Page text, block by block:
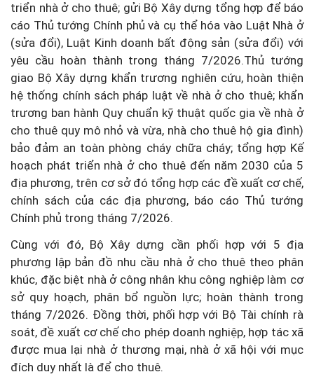
triển nhà ở cho thuê; gửi Bộ Xây dựng tổng hợp để báo
cáo Thủ tướng Chính phủ và cụ thể hóa vào Luật Nhà ở
(sửa đổi), Luật Kinh doanh bất động sản (sửa đổi) với
yêu cầu hoàn thành trong tháng 7/2026.Thủ tướng
giao Bộ Xây dựng khẩn trương nghiên cứu, hoàn thiện
hệ thống chính sách pháp luật về nhà ở cho thuê; khẩn
trương ban hành Quy chuẩn kỹ thuật quốc gia về nhà ở
cho thuê quy mô nhỏ và vừa, nhà cho thuê hộ gia đình)
bảo đảm an toàn phòng cháy chữa cháy; tổng hợp Kế
hoạch phát triển nhà ở cho thuê đến năm 2030 của 5
địa phương, trên cơ sở đó tổng hợp các đề xuất cơ chế,
chính sách của các địa phương, báo cáo Thủ tướng
Chính phủ trong tháng 7/2026.
Cùng với đó, Bộ Xây dựng cần phối hợp với 5 địa
phương lập bản đồ nhu cầu nhà ở cho thuê theo phân
khúc, đặc biệt nhà ở công nhân khu công nghiệp làm cơ
sở quy hoạch, phân bổ nguồn lực; hoàn thành trong
tháng 7/2026. Đồng thời, phối hợp với Bộ Tài chính rà
soát, đề xuất cơ chế cho phép doanh nghiệp, hợp tác xã
được mua lại nhà ở thương mại, nhà ở xã hội với mục
đích duy nhất là để cho thuê.